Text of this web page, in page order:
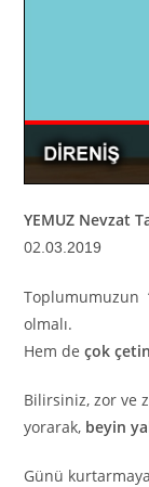
YEMUZ Nevzat
02 .03.2019
Toplumumuzun
olmalı.
Hem deçok çetin
Bilirsiniz, zor ve
yorarak, beyin
Günü